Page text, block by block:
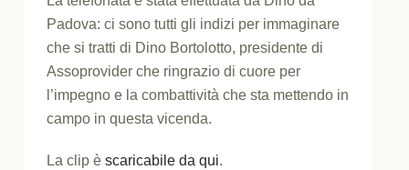
Padova: ci sono tutti gli indizi per immaginare
che si tratti di Dino Bortolotto, presidente di
Assoprovider che ringrazio di cuore per
l’impegno e la combattività che sta mettendo in
campo in questa vicenda.
La clip èscaricabile da qui.